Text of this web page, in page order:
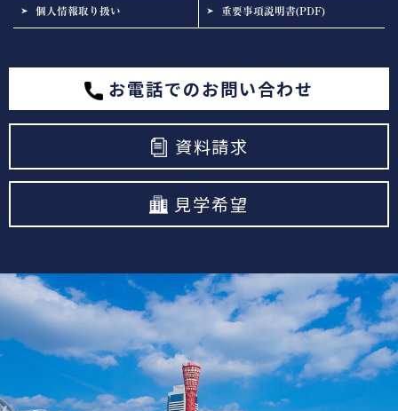
個人情報取り扱い 重要事項説明書(PDF)
お電話でのお問い合わせ
資料請求
見学希望